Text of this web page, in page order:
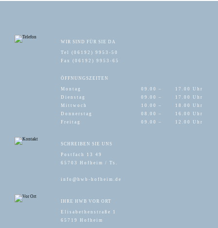
WIR SIND FÜR SIE DA
Tel (06192) 9953-50
Fax (06192) 9953-65
ÖFFNUNGSZEITEN
Montag 09.00 –
17.00 Uhr
Dienstag
09.00 –
17.00 Uhr
Mittwoch
10.00 –
18.00 Uhr
Donnerstag
08.00 –
16.00 Uhr
Freitag
09.00 – 12.00 Uhr
SCHREIBEN SIE UNS
Postfach 13 49
65703 Hofheim / Ts.
info@hwb-hofheim.de
IHRE HWB VOR ORT
Elisabethenstraße 1
65719 Hofheim